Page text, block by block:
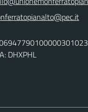
DHXPHL